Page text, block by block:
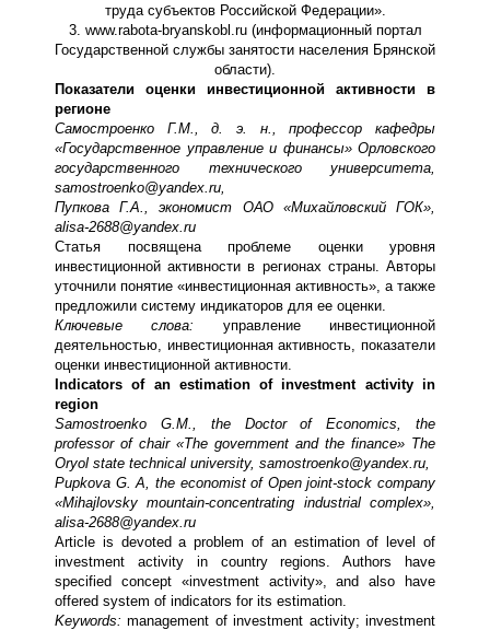
труда субъектов Российской Федерации».
3. www.rabota-bryanskobl.ru (информационный портал
Государственной службы занятости населения Брянской
области).
Показатели оценки инвестиционной активности в
регионе
Самостроенко Г.М., д. э. н., профессор кафедры
«Государственное управление и финансы» Орловского
государственного технического университета,
samostroenko@yandex ru
Пупкова Г.А., экономист ОАО «Михайловский ГОК»,
alisa-2688@yandex ru
Статья посвящена проблеме оценки уровня
инвестиционной активности в регионах страны. Авторы
уточнили понятие «инвестиционная активность», а также
предложили систему индикаторов для ее оценки.
Ключевые слова: управление инвестиционной
деятельностью, инвестиционная активность, показатели
оценки инвестиционной активности.
Indicators of an estimation of investment activity in
region
Samostroenko G.M., the Doctor of Economics, the
professor of chair «The government and the finance» The
Oryol state technical university, samostroenko@yandex.ru,
Pupkova G. A, the economist of Open joint-stock company
«Mihajlovsky mountain-concentrating industrial complex»,
alisa-2688@yandex.ru
Article is devoted a problem of an estimation of level of
investment activity in country regions. Authors have
specified concept «investment activity», and also have
offered system of indicators for its estimation.
Keywords: management of investment activity; investment